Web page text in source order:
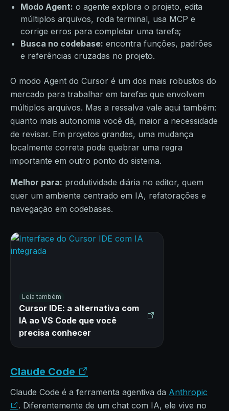
Modo Agent: o agente explora o projeto, edita
múltiplos arquivos, roda terminal, usa MCP e
corrige erros para completar uma tarefa;
Busca no codebase: encontra funções, padrões
e referências cruzadas no projeto.
O modo Agent do Cursor é um dos mais robustos do
mercado para trabalhar em tarefas que envolvem
múltiplos arquivos. Mas a ressalva vale aqui também:
quanto mais autonomia você dá, maior a necessidade
de revisar. Em projetos grandes, uma mudança
localmente correta pode quebrar uma regra
importante em outro ponto do sistema.
Melhor para: produtividade diária no editor, quem
quer um ambiente centrado em IA, refatorações e
navegação em codebases.
Leia também
Cursor IDE: a alternativa com
IA ao VS Code que você
precisa conhecer
Claude Code
Claude Code é a ferramenta agentiva da Anthropic
. Diferentemente de um chat com IA, ele vive no